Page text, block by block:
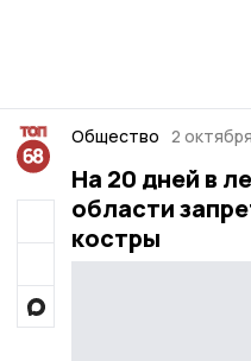
Общество 2
На 20 дней в
области
костры